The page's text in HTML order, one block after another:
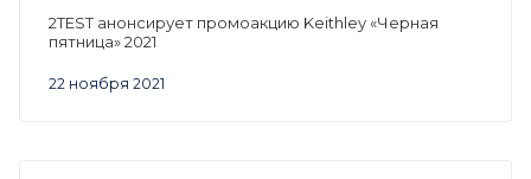
22 ноября 2021
2TEST анонсирует промоакцию Keithley «Черная
пятница» 2021